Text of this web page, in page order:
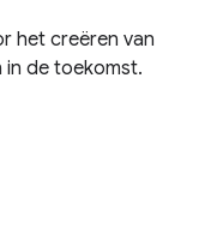
het creëren van
in de toekomst.